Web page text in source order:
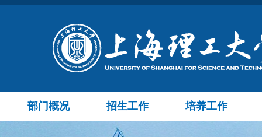
部门概况 招生工作 培养工作